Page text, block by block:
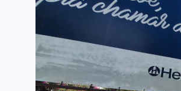
Finanças Pessoais
Economia
Empresas